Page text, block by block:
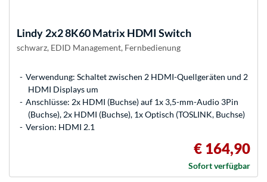
Lindy 2x2 8K60 Matrix HDMI Switch
schwarz, EDID Management, Fernbedienung
Verwendung: Schaltet zwischen 2 HDMI-Quellgeräten und 2
HDMI Displays um
Anschlüsse: 2x HDMI (Buchse) auf 1x 3,5-mm-Audio 3Pin
(Buchse), 2x HDMI (Buchse), 1x Optisch (TOSLINK, Buchse)
Version: HDMI 2.1
€ 164,90
Sofort verfügbar